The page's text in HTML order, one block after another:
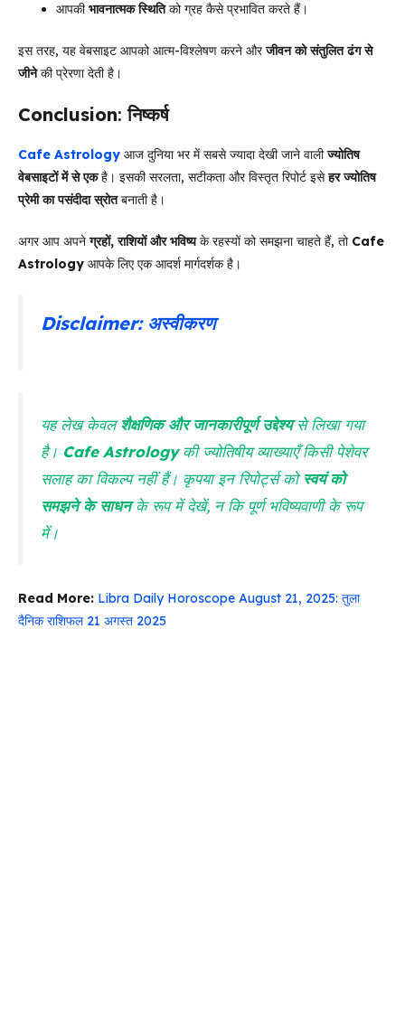
आपकीभावनात्मक स्थितिको ग्रह कैसे प्रभावित करते हैं।
इस तरह, यह वेबसाइट आपको आत्म-विश्लेषण करने औरजीवन को संतुलित ढंग से
जीनेकी प्रेरणा देती है।
Conclusion:निष्कर्ष
Cafe Astrology आज दुनिया भर में सबसे ज्यादा देखी जाने वालीज्योतिष
वेबसाइटों में से एकहै। इसकी सरलता, सटीकता और विस्तृत रिपोर्ट इसेहर ज्योतिष
प्रेमी का पसंदीदा स्रोतबनाती है।
अगर आप अपनेग्रहों, राशियों और भविष्यके रहस्यों को समझना चाहते हैं, तो Cafe
Astrology आपके लिए एक आदर्श मार्गदर्शक है।
Disclaimer: अस्वीकरण
यह लेख केवलशैक्षणिक और जानकारीपूर्ण उद्देश्यसे लिखा गया
है। Cafe Astrologyकी ज्योतिषीय व्याख्याएँ किसी पेशेवर
सलाह का विकल्प नहीं हैं। कृपया इन रिपोर्ट्स कोस्वयं को
समझने के साधनके रूप में देखें, न कि पूर्ण भविष्यवाणी के रूप
में।
Read More: Libra Daily Horoscope August 21, 2025: तुला
दैनिक राशिफल 21 अगस्त 2025